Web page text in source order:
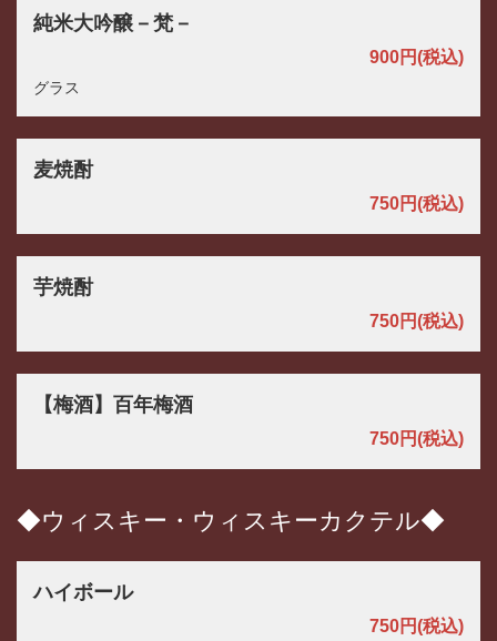
純米大吟醸－梵－
900円(税込)
グラス
麦焼酎
750円(税込)
芋焼酎
750円(税込)
【梅酒】百年梅酒
750円(税込)
◆ウィスキー・ウィスキーカクテル◆
ハイボール
750円(税込)